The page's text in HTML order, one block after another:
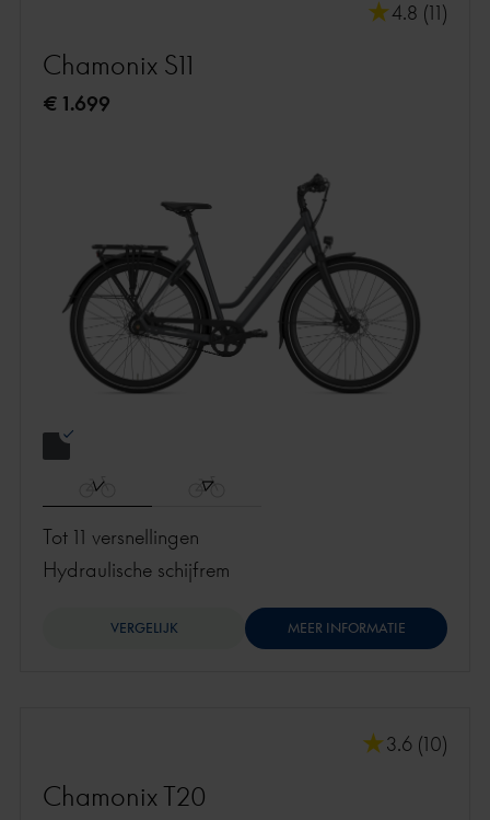
4.8 (11)
Chamonix S11
€ 1.699
Tot 11 versnellingen
hydraulische schijfrem
VERGELIJK MEER INFORMATIE
3.6 (10)
Chamonix T20